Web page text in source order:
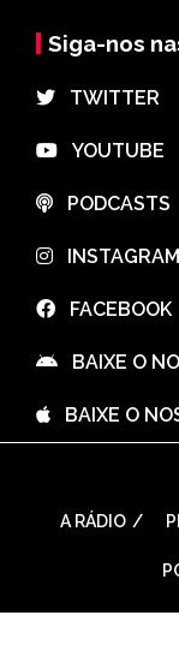
Siga-nos
⠀TWITTER
⠀YOUTUBE
⠀PODCASTS
⠀INSTAGRAM
⠀FACEBOOK
⠀BAIXE O
⠀BAIXE O
A RÁDIO